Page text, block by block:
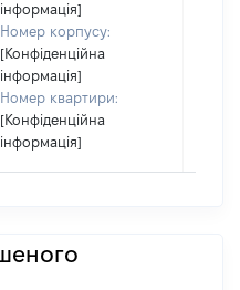
інформація]
Номер корпусу:
[Конфіденційна
інформація]
Номер квартири:
[Конфіденційна
інформація]